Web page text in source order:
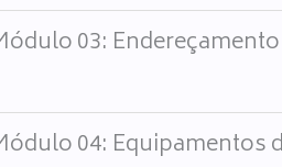
03:
04: Equipamentos